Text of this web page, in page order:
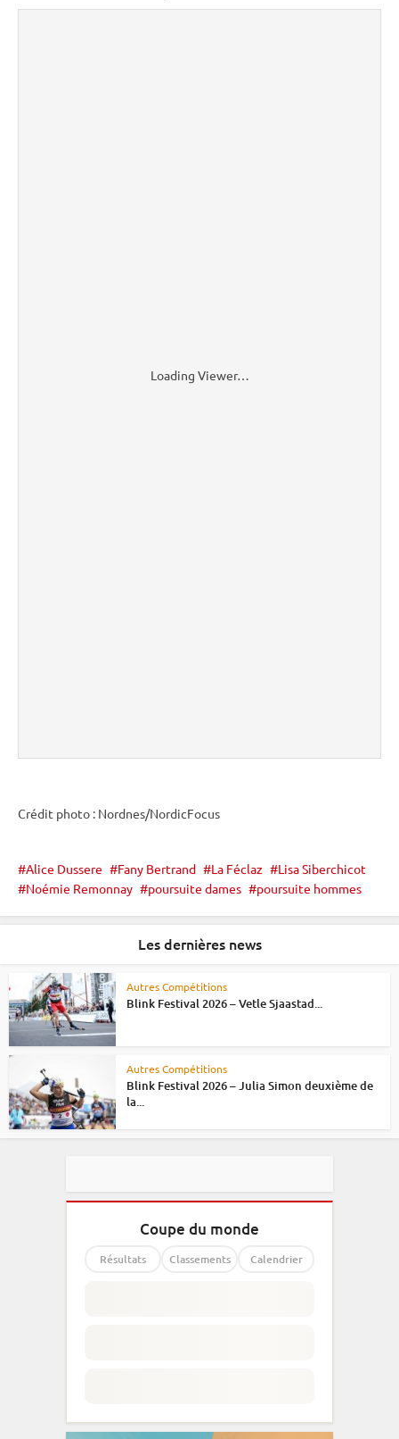
Loading Viewer…
Crédit photo : Nordnes/NordicFocus
Alice Dussere Fany Bertrand La Féclaz
Lisa Siberchicot
Noémie Remonnay
poursuite dames poursuite hommes
Les dernières news
Autres Compétitions
Blink Festival 2026 – Vetle Sjaastad...
Autres Compétitions
Blink Festival 2026 – Julia Simon deuxième de
la...
Coupe du monde
Résultats Classements Calendrier